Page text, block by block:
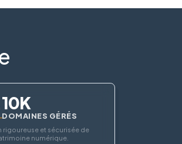
10K
DOMAINES GÉRÉS
rigoureuse et sécurisée de
numérique.